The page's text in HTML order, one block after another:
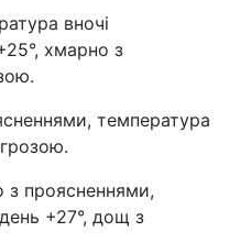
вночі
хмарно з
температура
з проясненнями,
+27°, дощ з